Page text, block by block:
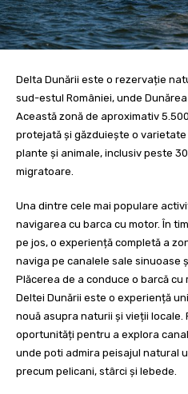
Delta Dunării este o rezervație
sud-estul României, unde
Această zonă de aproximativ
protejată și găzduiește o
plante și animale, inclusiv peste
migratoare.
Una dintre cele mai populare
navigarea cu barca cu motor. În
pe jos, o experiență completă a
naviga pe canalele sale sinuoase
Plăcerea de a conduce o barcă
Deltei Dunării este o experiență
nouă asupra naturii și vieții locale.
oportunități pentru a explora
unde poti admira peisajul natural
precum pelicani, stârci și lebede.